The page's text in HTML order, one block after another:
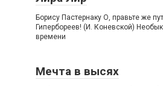
Борису Пастернаку О, правьте же
Гипербореев! (И. Коневской)
времени
Мечта в высях